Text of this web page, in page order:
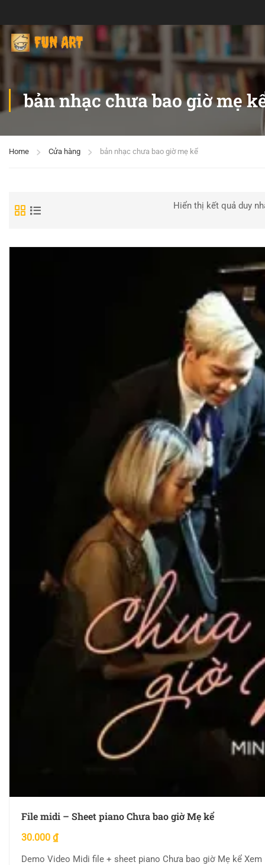
bản nhạc chưa bao giờ mẹ
Home Cửa hàng bản nhạc chưa bao giờ mẹ kể
Hiển thị kết quả duy
File midi – Sheet piano Chưa bao giờ Mẹ kể
30.000 ₫
Demo Video Midi file + sheet piano Chưa bao giờ Mẹ kể